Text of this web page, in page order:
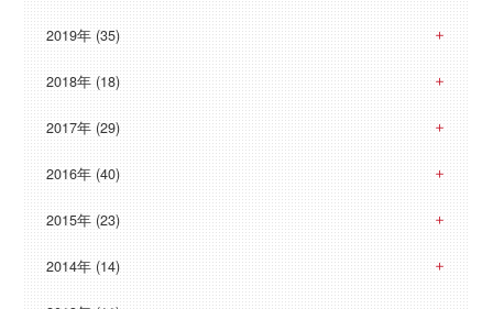
2019年 (35)
2018年 (18)
2017年 (29)
2016年 (40)
2015年 (23)
2014年 (14)